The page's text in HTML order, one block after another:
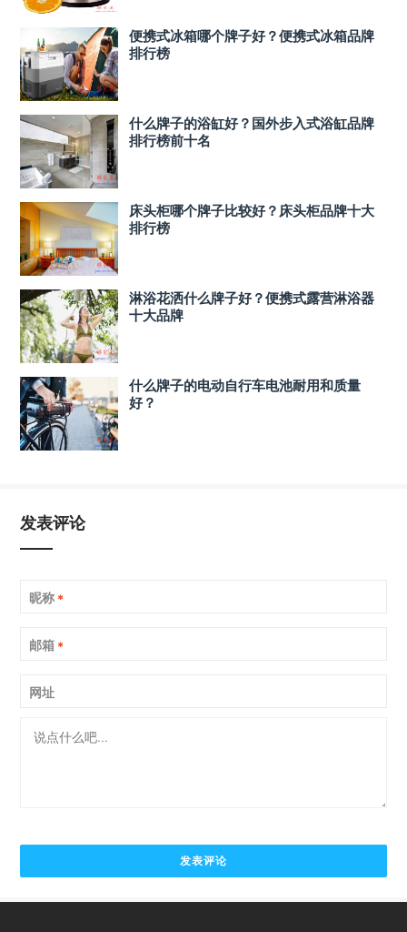
便携式冰箱哪个牌子好？便携式冰箱品牌
排行榜
什么牌子的浴缸好？国外步入式浴缸品牌
排行榜前十名
床头柜哪个牌子比较好？床头柜品牌十大
排行榜
淋浴花洒什么牌子好？便携式露营淋浴器
十大品牌
什么牌子的电动自行车电池耐用和质量
好？
发表评论
昵称 *
邮箱 *
网址